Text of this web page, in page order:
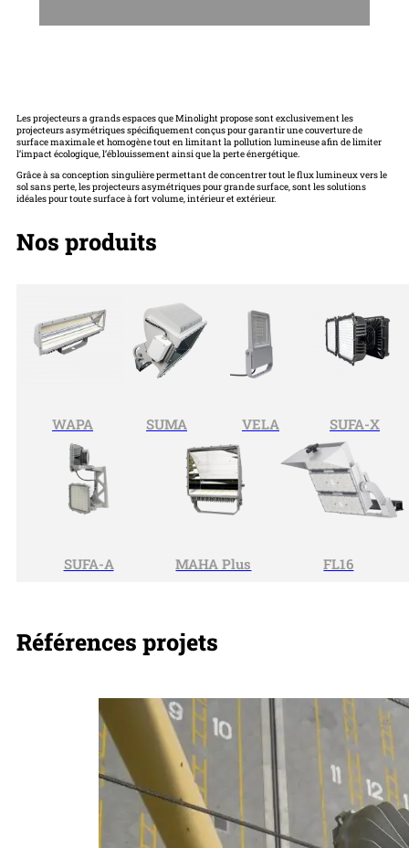
Les projecteurs a grands espaces que Minolight propose sont exclusivement les
projecteurs asymétriques spécifiquement conçus pour garantir une couverture de
surface maximale et homogène tout en limitant la pollution lumineuse afin de limiter
l’impact écologique, l’éblouissement ainsi que la perte énergétique.
Grâce à sa conception singulière permettant de concentrer tout le flux lumineux vers le
sol sans perte, les projecteurs asymétriques pour grande surface, sont les solutions
idéales pour toute surface à fort volume, intérieur et extérieur.
Nos produits
WAPA SUMA VELA SUFA-X
SUFA-A MAHA Plus FL16
Références projets